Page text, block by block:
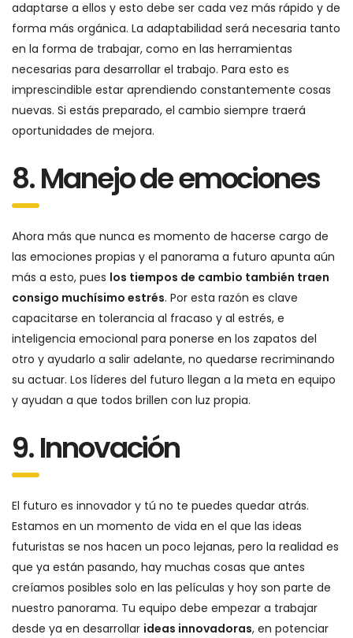
adaptarse a ellos y esto debe ser cada vez más rápido y de
forma más orgánica. La adaptabilidad será necesaria tanto
en la forma de trabajar, como en las herramientas
necesarias para desarrollar el trabajo. Para esto es
imprescindible estar aprendiendo constantemente cosas
nuevas. Si estás preparado, el cambio siempre traerá
oportunidades de mejora.
8. Manejo de emociones
Ahora más que nunca es momento de hacerse cargo de
las emociones propias y el panorama a futuro apunta aún
más a esto, pues los tiempos de cambio también traen
consigo muchísimo estrés. Por esta razón es clave
capacitarse en tolerancia al fracaso y al estrés, e
inteligencia emocional para ponerse en los zapatos del
otro y ayudarlo a salir adelante, no quedarse recriminando
su actuar. Los líderes del futuro llegan a la meta en equipo
y ayudan a que todos brillen con luz propia.
9. Innovación
El futuro es innovador y tú no te puedes quedar atrás.
Estamos en un momento de vida en el que las ideas
futuristas se nos hacen un poco lejanas, pero la realidad es
que ya están pasando, hay muchas cosas que antes
creíamos posibles solo en las películas y hoy son parte de
nuestro panorama. Tu equipo debe empezar a trabajar
desde ya en desarrollar ideas innovadoras, en potenciar